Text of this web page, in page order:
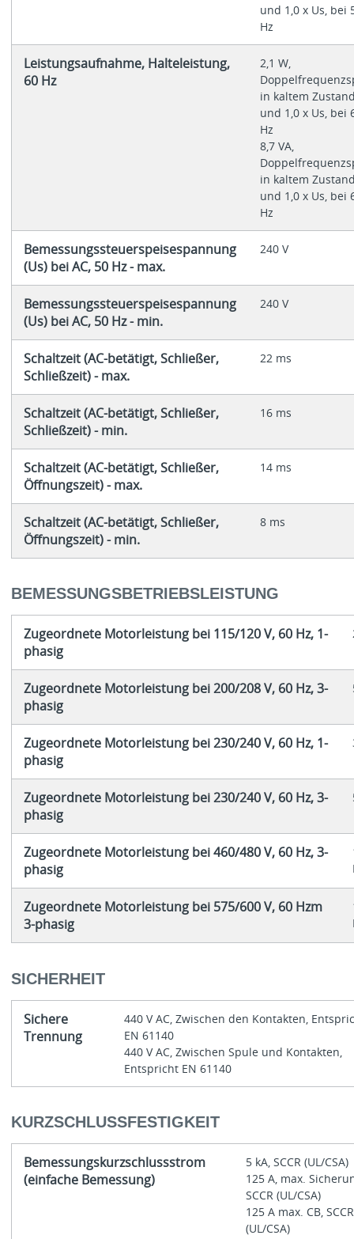
und 1,0 x Us, bei
Hz
Leistungsaufnahme, Halteleistung,
60 Hz
2,1 W,
in kaltem
und 1,0 x Us, bei
Hz
8,7 VA,
in kaltem
und 1,0 x Us, bei
Hz
Bemessungssteuerspeisespannung
(Us) bei AC, 50 Hz - max.
240 V
Bemessungssteuerspeisespannung
(Us) bei AC, 50 Hz - min.
240 V
Schaltzeit (AC-betätigt, Schließer,
Schließzeit) - max.
22 ms
Schaltzeit (AC-betätigt, Schließer,
Schließzeit) - min.
16 ms
Schaltzeit (AC-betätigt, Schließer,
Öffnungszeit) - max.
14 ms
Schaltzeit (AC-betätigt, Schließer,
Öffnungszeit) - min.
8 ms
BEMESSUNGSBETRIEBSLEISTUNG
Zugeordnete Motorleistung bei 115/120 V, 60 Hz, 1-
phasig
Zugeordnete Motorleistung bei 200/208 V, 60 Hz, 3-
phasig
Zugeordnete Motorleistung bei 230/240 V, 60 Hz, 1-
phasig
Zugeordnete Motorleistung bei 230/240 V, 60 Hz, 3-
phasig
Zugeordnete Motorleistung bei 460/480 V, 60 Hz, 3-
phasig
Zugeordnete Motorleistung bei 575/600 V, 60 Hzm
3-phasig
SICHERHEIT
Sichere
Trennung
440 V AC, Zwischen den Kontakten,
EN 61140
440 V AC, Zwischen Spule und Kontakten,
Entspricht EN 61140
KURZSCHLUSSFESTIGKEIT
Bemessungskurzschlussstrom
(einfache Bemessung)
5 kA, SCCR (UL/CSA)
125 A, max.
SCCR (UL/CSA)
125 A max. CB, SCCR
(UL/CSA)